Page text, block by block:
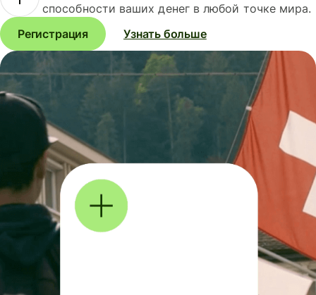
способности ваших денег в любой точке мира.
Регистрация
Узнать больше